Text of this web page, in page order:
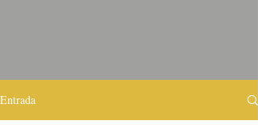
Entrada